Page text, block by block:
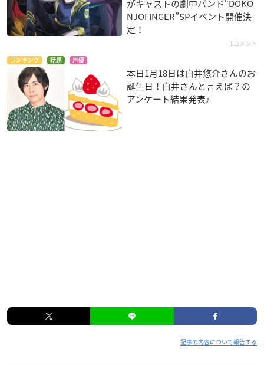
がキャストの劇中バンド“DOKO
NJOFINGER”SPイベント開催決
定！
1コメント
ランキング 話題 声優
本日1月18日は白井悠介さんのお
誕生日！白井さんと言えば？の
アンケート結果発表♪
記事の内容について報告する